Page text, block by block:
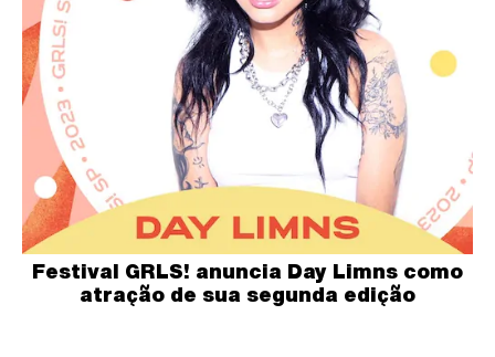
Festival GRLS! anuncia Day Limns como
atração de sua segunda edição